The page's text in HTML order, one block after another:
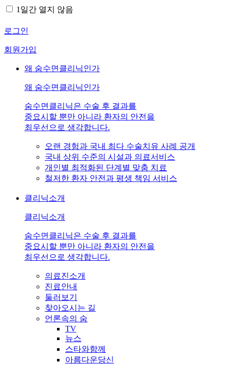
1일간 열지 않음
로그인
회원가입
왜 숨수면클리닉인가
왜 숨수면클리닉인가
숨수면클리닉은 수술 후 결과를
중요시할 뿐만 아니라 환자의 안전을
최우선으로 생각합니다.
오랜 경험과 국내 최다 수술치유 사례 공개
국내 상위 수준의 시설과 의료서비스
개인별 최적화된 단계별 맞춤 치료
철저한 환자 안전과 평생 책임 서비스
클리닉소개
클리닉소개
숨수면클리닉은 수술 후 결과를
중요시할 뿐만 아니라 환자의 안전을
최우선으로 생각합니다.
의료진소개
진료안내
둘러보기
찾아오시는 길
언론속의 숨
TV
뉴스
스타와함께
아름다운당신